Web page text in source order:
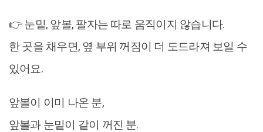
👉 눈밑, 앞볼, 팔자는 따로 움직이지 않습니다.
한 곳을 채우면, 옆 부위 꺼짐이 더 도드라져 보일 수
있어요.
앞볼이 이미 나온 분,
앞볼과 눈밑이 같이 꺼진 분.